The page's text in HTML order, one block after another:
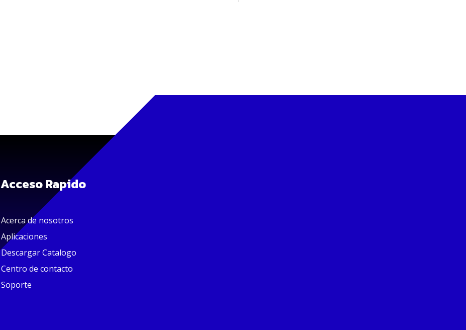
Acceso Rapido
Acerca de nosotros
Aplicaciones
Descargar Catalogo
Centro de contacto
Soporte